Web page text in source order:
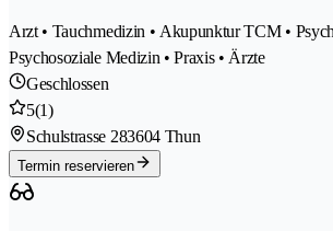
Arzt • Tauchmedizin • Akupunktur TCM •
Psychosoziale Medizin • Praxis • Ärzte
Geschlossen
5(1)
Schulstrasse 283604 Thun
Termin reservieren